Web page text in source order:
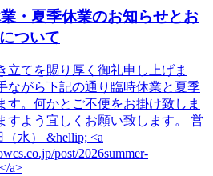
・夏季休業のお知らせとお
ついて
立てを賜り厚く御礼申し上げま
ながら下記の通り臨時休業と夏季
す。何かとご不便をお掛け致しま
すよう宜しくお願い致します。 営
水） &hellip; <a
post/2026summer-
a>